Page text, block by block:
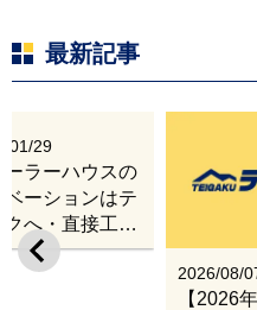
最新記事
2026/08/
【2026
01/29
ーラーハウスの
ベーションはテ
クへ・直接工事
張改修サービス